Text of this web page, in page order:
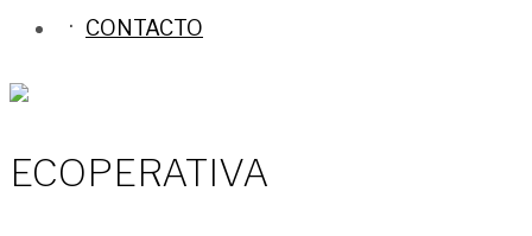
CONTACTO
ECOPERATIVA